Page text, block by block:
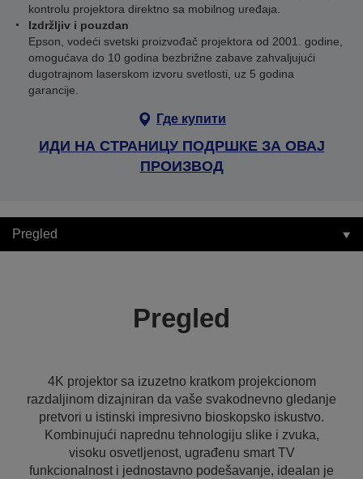
kontrolu projektora direktno sa mobilnog uređaja.
Izdržljiv i pouzdan
Epson, vodeći svetski proizvođač projektora od 2001. godine,
omogućava do 10 godina bezbrižne zabave zahvaljujući
dugotrajnom laserskom izvoru svetlosti, uz 5 godina
garancije.
Где купити
ИДИ НА СТРАНИЦУ ПОДРШКЕ ЗА ОВАЈ
ПРОИЗВОД
Pregled
Pregled
4K projektor sa izuzetno kratkom projekcionom
razdaljinom dizajniran da vaše svakodnevno gledanje
pretvori u istinski impresivno bioskopsko iskustvo.
Kombinujući naprednu tehnologiju slike i zvuka,
visoku osvetljenost, ugrađenu smart TV
funkcionalnost i jednostavno podešavanje, idealan je